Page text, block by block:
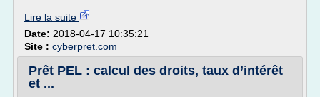
Lire la suite
Date: 2018-04-17 10:35:21
Site : cyberpret.com
Prêt PEL : calcul des droits, taux d’intérêt
et ...